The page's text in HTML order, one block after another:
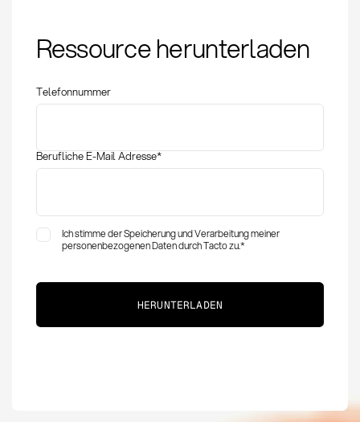
Berechnung,
Zielwerte und
Ressource herunterladen
Telefonnummer
Berufliche E-Mail Adresse*
Ich stimme der Speicherung und Verarbeitung meiner
personenbezogenen Daten durch Tacto zu.*